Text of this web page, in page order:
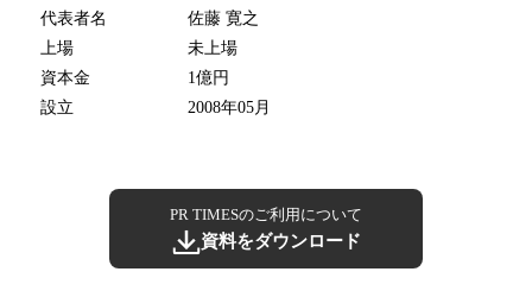
代表者名
佐藤 寛之
上場
未上場
資本金
1億円
設立
2008年05月
PR TIMESのご利用について
資料をダウンロード